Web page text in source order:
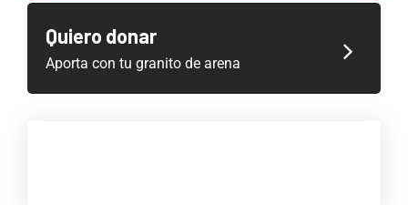
Quiero donar
Aporta con tu granito de arena